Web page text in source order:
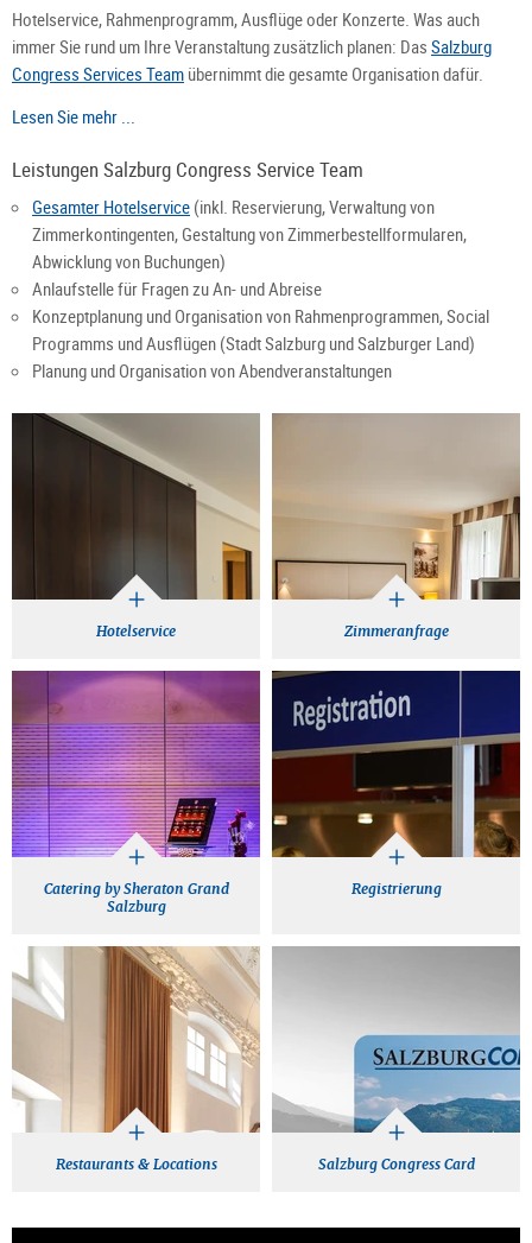
Hotelservice, Rahmenprogramm, Ausflüge oder Konzerte. Was auch
immer Sie rund um Ihre Veranstaltung zusätzlich planen: Das Salzburg
Congress Services Team übernimmt die gesamte Organisation dafür.
Lesen Sie mehr ...
Leistungen Salzburg Congress Service Team
Gesamter Hotelservice (inkl. Reservierung, Verwaltung von
Zimmerkontingenten, Gestaltung von Zimmerbestellformularen,
Abwicklung von Buchungen)
Anlaufstelle für Fragen zu An- und Abreise
Konzeptplanung und Organisation von Rahmenprogrammen, Social
Programms und Ausflügen (Stadt Salzburg und Salzburger Land)
Planung und Organisation von Abendveranstaltungen
Hotelservice Zimmeranfrage
Catering by Sheraton Grand
Salzburg
Registrierung
Restaurants & Locations Salzburg Congress Card